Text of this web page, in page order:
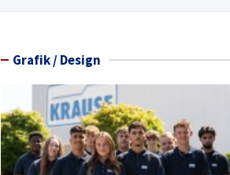
Grafik / Design